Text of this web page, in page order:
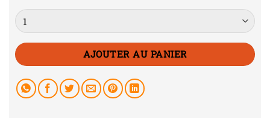
Quantité
AJOUTER AU PANIER